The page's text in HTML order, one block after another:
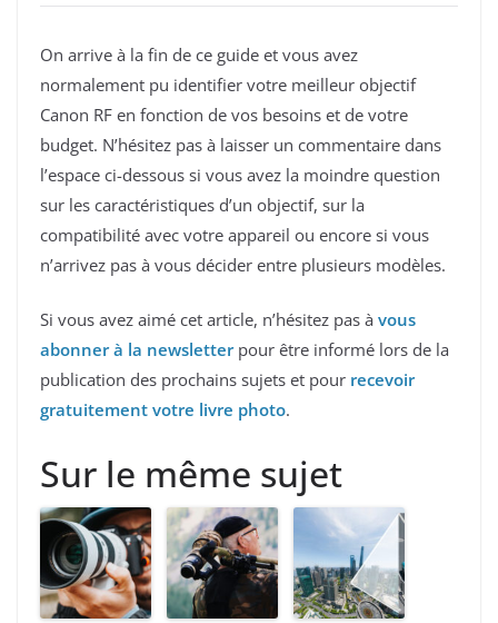
On arrive à la fin de ce guide et vous avez
normalement pu identifier votre meilleur objectif
Canon RF en fonction de vos besoins et de votre
budget. N’hésitez pas à laisser un commentaire dans
l’espace ci-dessous si vous avez la moindre question
sur les caractéristiques d’un objectif, sur la
compatibilité avec votre appareil ou encore si vous
n’arrivez pas à vous décider entre plusieurs modèles.
Si vous avez aimé cet article, n’hésitez pas à vous
abonner à la newsletterpour être informé lors de la
publication des prochains sujets et pour recevoir
gratuitement votre livre photo.
Sur le même sujet